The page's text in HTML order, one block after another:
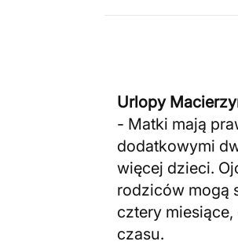
Urlopy
- Matki mają
dodatkowymi
więcej dzieci.
rodziców mogą
cztery
czasu.